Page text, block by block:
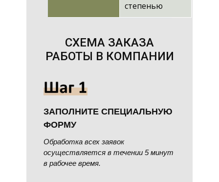
степенью
СХЕМА ЗАКАЗА
РАБОТЫ В КОМПАНИИ
ЗАПОЛНИТЕ СПЕЦИАЛЬНУЮ
ФОРМУ
Обработка всех заявок
осуществляется в течении 5 минут
в рабочее время.